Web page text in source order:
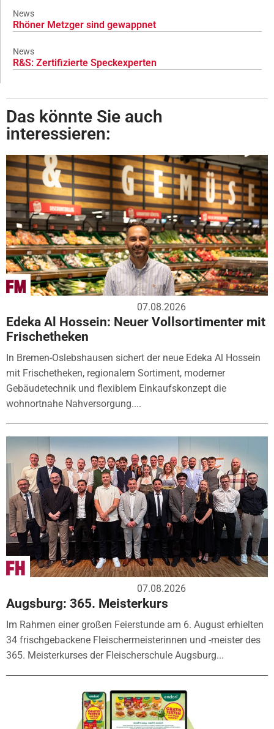
News
Rhöner Metzger sind gewappnet
News
R&S: Zertifizierte Speckexperten
Das könnte Sie auch
interessieren:
07.08.2026
Edeka Al Hossein: Neuer Vollsortimenter mit
Frischetheken
In Bremen-Oslebshausen sichert der neue Edeka Al Hossein
mit Frischetheken, regionalem Sortiment, moderner
Gebäudetechnik und flexiblem Einkaufskonzept die
wohnortnahe Nahversorgung....
07.08.2026
Augsburg: 365. Meisterkurs
Im Rahmen einer großen Feierstunde am 6. August erhielten
34 frischgebackene Fleischermeisterinnen und -meister des
365. Meisterkurses der Fleischerschule Augsburg...